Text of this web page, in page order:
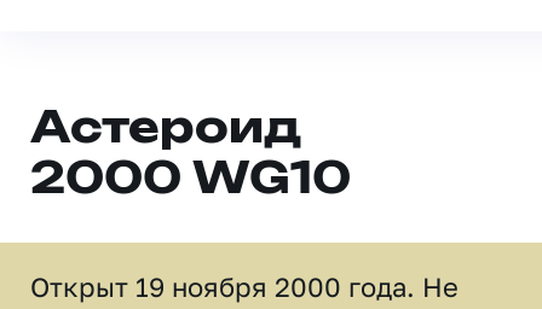
Астероид
2000 WG10
Открыт 19 ноября 2000 года. Не